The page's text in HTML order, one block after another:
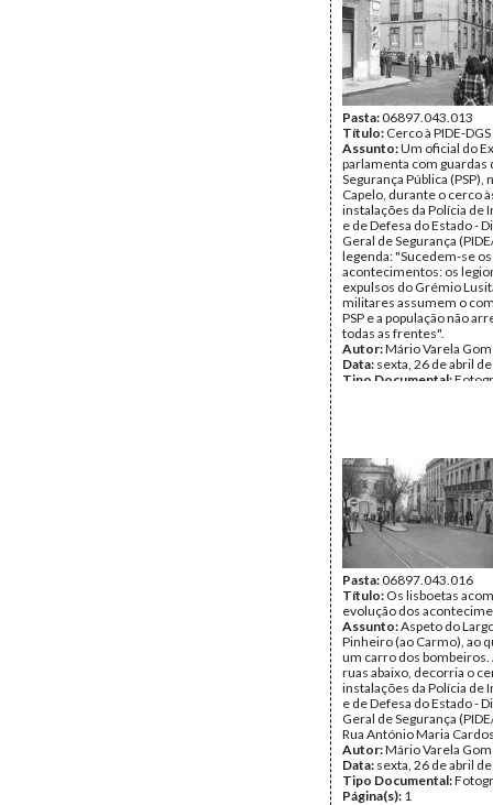
Pasta:06897.043.013
Título: Cerco à PIDE-DGS
Assunto:Um oficial do
parlamenta com guardas
Segurança Pública (PSP),
Capelo, durante o cerco
instalações da Polícia de
e de Defesa do Estado -
Geral de Segurança
legenda: "Sucedem-se os
acontecimentos: os
expulsos do Grémio
militares assumem o
PSP e a população não
todas as frentes".
Autor:Mário Varela
Data: sexta, 26 de abril
Tipo Documental:
Pasta:06897.043.016
Título: Os lisboetas
evolução dos
Assunto:Aspeto do
Pinheiro (ao Carmo), ao
um carro dos bombeiros.
ruas abaixo, decorria o
instalações da Polícia de
e de Defesa do Estado -
Geral de Segurança
Rua António Maria
Autor:Mário Varela
Data: sexta, 26 de abril
Tipo Documental:
Página(s): 1